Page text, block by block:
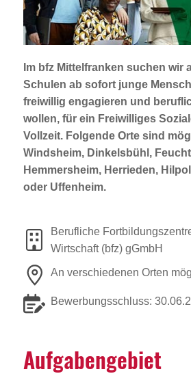
Jobportal
Presse und Medien
bbw e. V.
Karriere
Presse
Im bfz Mittelfranken suchen wir
Schulen ab sofort junge
freiwillig engagieren und
wollen, für ein Freiwilliges
Vollzeit. Folgende Orte sind
Windsheim, Dinkelsbühl,
Hemmersheim, Herrieden,
oder Uffenheim.
Berufliche
Wirtschaft (bfz) gGmbH
An verschiedenen Orten
Bewerbungsschluss:
Aufga­ben­ge­biet